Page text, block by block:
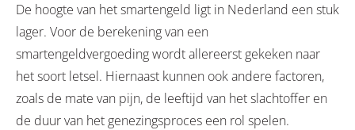
De hoogte van het smartengeld ligt in Nederland een stuk
lager. Voor de berekening van een
smartengeldvergoeding wordt allereerst gekeken naar
het soort letsel. Hiernaast kunnen ook andere factoren,
zoals de mate van pijn, de leeftijd van het slachtoffer en
de duur van het genezingsproces een rol spelen.